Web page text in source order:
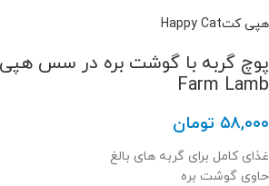
هپی کتHappy Cat
Farm Lamb
۵۸,۰۰۰ تومان
غذای کامل برای گربه های بالغ
حاوی گوشت بره